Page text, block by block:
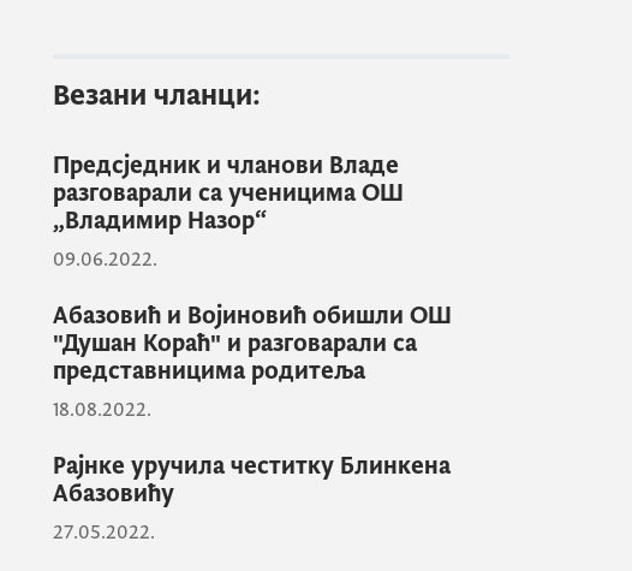
Везани чланци:
Предсједник и чланови Владе
разговарали са ученицима ОШ
„Владимир Назор“
09.06.2022.
Абазовић и Војиновић обишли ОШ
"Душан Кораћ" и разговарали са
представницима родитеља
18.08.2022.
Рајнке уручила честитку Блинкена
Абазовићу
27.05.2022.